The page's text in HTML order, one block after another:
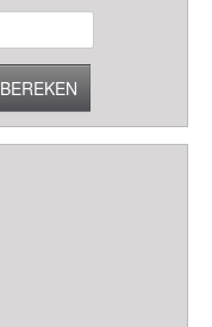
BEREKEN